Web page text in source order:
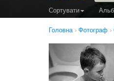
Сортувати
Головна› Фотограф ›